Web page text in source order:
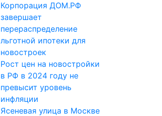
Корпорация ДОМ.РФ
завершает
перераспределение
льготной ипотеки для
новостроек
Рост цен на новостройки
в РФ в 2024 году не
превысит уровень
инфляции
Ясеневая улица в Москве